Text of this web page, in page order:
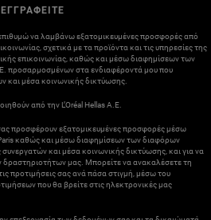
ΕΓΓΡΑΦΕΙΤΕ
να λαμβάνω εξατομικευμένες προσφορές από
σχετικά με τα προϊόντα και τις υπηρεσίες της
επικοινωνίας, καθώς και μέσω διαφημίσεων των
προσαρμοσμένων στα ενδιαφέροντά μου που
και μέσα κοινωνικής δικτύωσης.
από την L’Oréal Hellas A.E.
προσφέρουν εξατομικευμένες προσφορές μέσω
Paris καθώς και μέσω διαφημίσεων των διαφόρων
και μέσα κοινωνικής δικτύωσης, και για να
μας. Μπορείτε να ανακαλέσετε τη
προτιμήσεις σας ανά πάσα στιγμή, μέσω του
που θα βρείτε στις ηλεκτρονικές μας